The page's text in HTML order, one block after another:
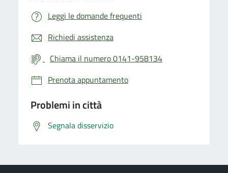
Leggi le domande frequenti
Richiedi assistenza
Chiama il numero 0141-958134
Prenota appuntamento
Problemi in città
Segnala disservizio